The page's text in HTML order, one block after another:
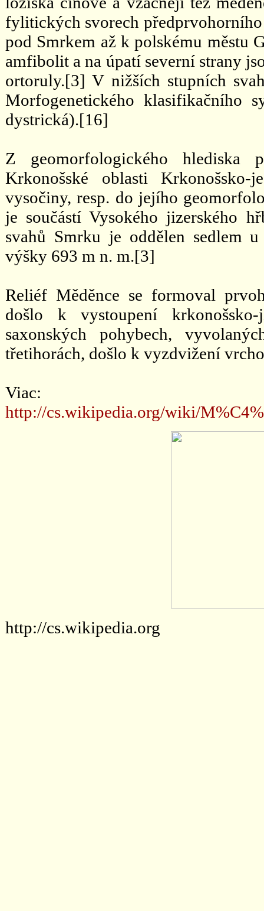
fylitických svorech předprvohorního
pod Smrkem až k polskému městu
amfibolit a na úpatí severní strany
ortoruly.[3] V nižších stupních
Morfogenetického klasifikačního
dystrická).[16]
Z geomorfologického hlediska
Krkonošské oblasti Krkonošsko-
vysočiny, resp. do jejího
je součástí Vysokého jizerského
svahů Smrku je oddělen sedlem
výšky 693 m n. m.[3]
Reliéf Měděnce se formoval
došlo k vystoupení
saxonských pohybech,
třetihorách, došlo k vyzdvižení
Viac:
http://cs.wikipedia.org/wiki/
http://cs.wikipedia.org